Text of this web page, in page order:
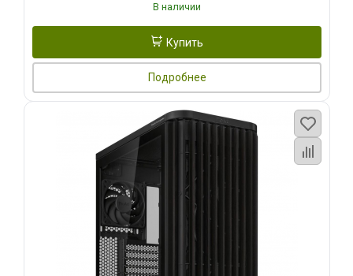
В наличии
Купить
Подробнее